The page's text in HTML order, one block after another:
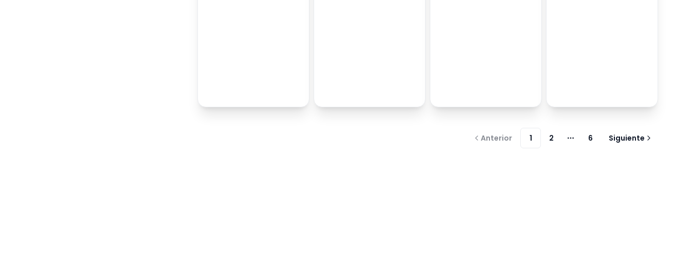
Anterior 1 2 Más páginas
6 Siguiente